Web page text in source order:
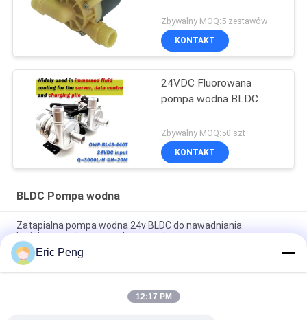
Zbywalny MOQ:5 zestawów
KONTAKT
24VDC Fluorowana
pompa wodna BLDC
Zbywalny MOQ:50 szt
KONTAKT
BLDC Pompa wodna
Zatapialna pompa wodna 24v BLDC do nawadniania
krajobrazowej maszyny laserowej
Pompa wodna BLDC 20L do 30L M 12V z przenoszeniem siły
magnetycznej
7L M Kompaktowa pompa wodna BLDC klasy spożywczej 12V
Eric Peng
12:17 PM